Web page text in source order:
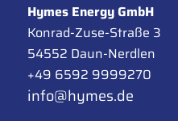
Hymes Energy GmbH
Konrad-Zuse-Straße 3
54552 Daun-Nerdlen
+49 6592 9999270
info@hymes.de